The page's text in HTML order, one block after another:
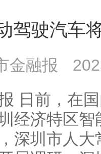
驾驶汽车
金融报
前，在国
济特区智
深圳市人